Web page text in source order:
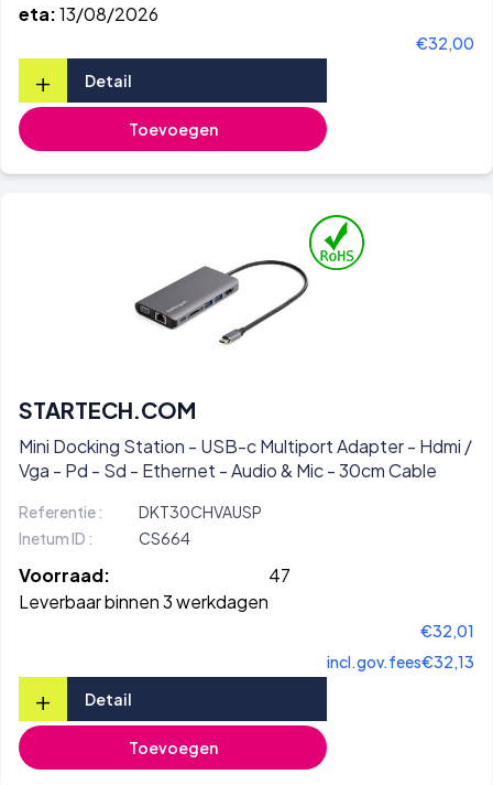
eta:13/08/2026
€32,00
+ Detail
Toevoegen
STARTECH.COM
Mini Docking Station - USB-c Multiport Adapter - Hdmi /
Vga - Pd - Sd - Ethernet - Audio & Mic - 30cm Cable
Referentie :
DKT30CHVAUSP
Inetum ID :
CS664
Voorraad:
47
Leverbaar binnen 3 werkdagen
€32,01
incl.gov.fees€32,13
+ Detail
Toevoegen